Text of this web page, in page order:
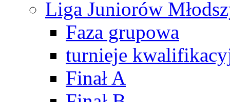
Liga Juniorów
Faza grupowa
turnieje
Finał A